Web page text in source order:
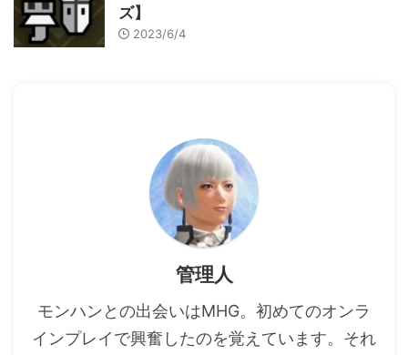
ズ】
2023/6/4
管理人
モンハンとの出会いはMHG。初めてのオンラ
インプレイで興奮したのを覚えています。それ